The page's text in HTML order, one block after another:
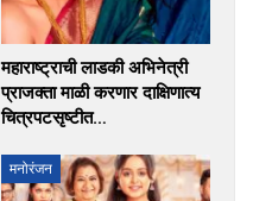
महाराष्ट्राची लाडकी अभिनेत्री
प्राजक्ता माळी करणार दाक्षिणात्य
चित्रपटसृष्टीत…
मनोरंजन